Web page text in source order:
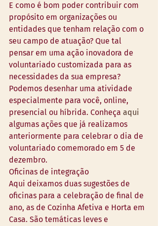
E como é bom poder contribuir com
propósito em organizações ou
entidades que tenham relação com o
seu campo de atuação? Que tal
pensar em uma ação inovadora de
voluntariado customizada para as
necessidades da sua empresa?
Podemos desenhar uma atividade
especialmente para você, online,
presencial ou híbrida. Conheça aqui
algumas ações que já realizamos
anteriormente para celebrar o dia de
voluntariado comemorado em 5 de
dezembro.
Oficinas de integração
Aqui deixamos duas sugestões de
oficinas para a celebração de final de
ano, as de Cozinha Afetiva e Horta em
Casa. São temáticas leves e